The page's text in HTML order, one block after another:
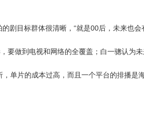
标群体很清晰，“就是00后，未来也会
到电视和网络的全覆盖；白一骢认为未
的成本过高，而且一个平台的排播是